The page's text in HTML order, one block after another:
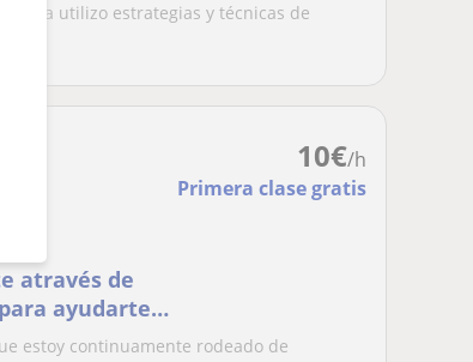
utilizo estrategias y técnicas de
10€/h
Primera clase gratis
através de
ayudarte a
estoy continuamente rodeado de